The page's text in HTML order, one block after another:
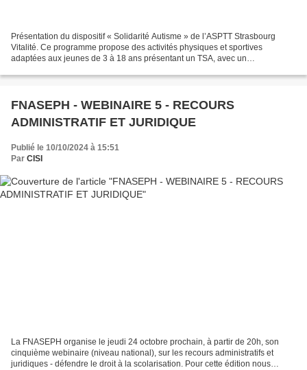
Présentation du dispositif « Solidarité Autisme » de l’ASPTT Strasbourg
Vitalité. Ce programme propose des activités physiques et sportives
adaptées aux jeunes de 3 à 18 ans présentant un TSA, avec un
FNASEPH - WEBINAIRE 5 - RECOURS
ADMINISTRATIF ET JURIDIQUE
Publié le 10/10/2024 à 15:51
Par CISI
La FNASEPH organise le jeudi 24 octobre prochain, à partir de 20h, son
cinquième webinaire (niveau national), sur les recours administratifs et
juridiques - défendre le droit à la scolarisation. Pour cette édition nous